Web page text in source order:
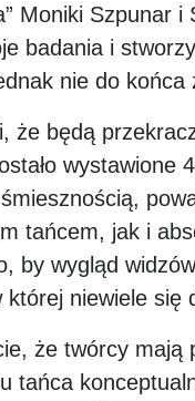
Moniki Szpunar
badania i
nie do
że będą
wystawione
tańcem, jak i
by wygląd
niewiele się
że twórcy mają
tańca